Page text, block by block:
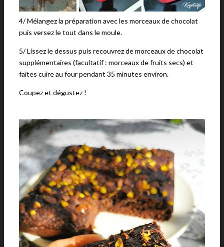
4/ Mélangez la préparation avec les morceaux de chocolat
puis versez le tout dans le moule.
5/ Lissez le dessus puis recouvrez de morceaux de chocolat
supplémentaires (facultatif : morceaux de fruits secs) et
faites cuire au four pendant 35 minutes environ.
Coupez et dégustez !